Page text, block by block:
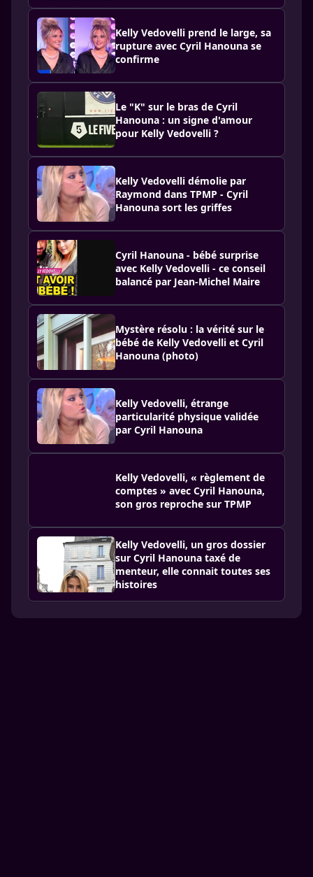
Kelly Vedovelli prend le large, sa
rupture avec Cyril Hanouna se
confirme
Le "K" sur le bras de Cyril
Hanouna : un signe d'amour
pour Kelly Vedovelli ?
Kelly Vedovelli démolie par
Raymond dans TPMP - Cyril
Hanouna sort les griffes
Cyril Hanouna - bébé surprise
avec Kelly Vedovelli - ce conseil
balancé par Jean-Michel Maire
Mystère résolu : la vérité sur le
bébé de Kelly Vedovelli et Cyril
Hanouna (photo)
Kelly Vedovelli, étrange
particularité physique validée
par Cyril Hanouna
Kelly Vedovelli, « règlement de
comptes » avec Cyril Hanouna,
son gros reproche sur TPMP
Kelly Vedovelli, un gros dossier
sur Cyril Hanouna taxé de
menteur, elle connait toutes ses
histoires